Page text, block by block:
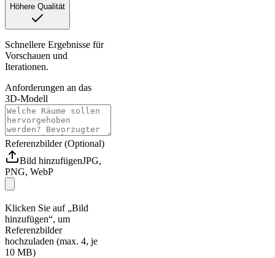
Höhere Qualität
Schnellere Ergebnisse für
Vorschauen und
Iterationen.
Anforderungen an das
3D-Modell
Referenzbilder (Optional)
Bild hinzufügenJPG,
PNG, WebP
Klicken Sie auf „Bild
hinzufügen“, um
Referenzbilder
hochzuladen (max. 4, je
10 MB)